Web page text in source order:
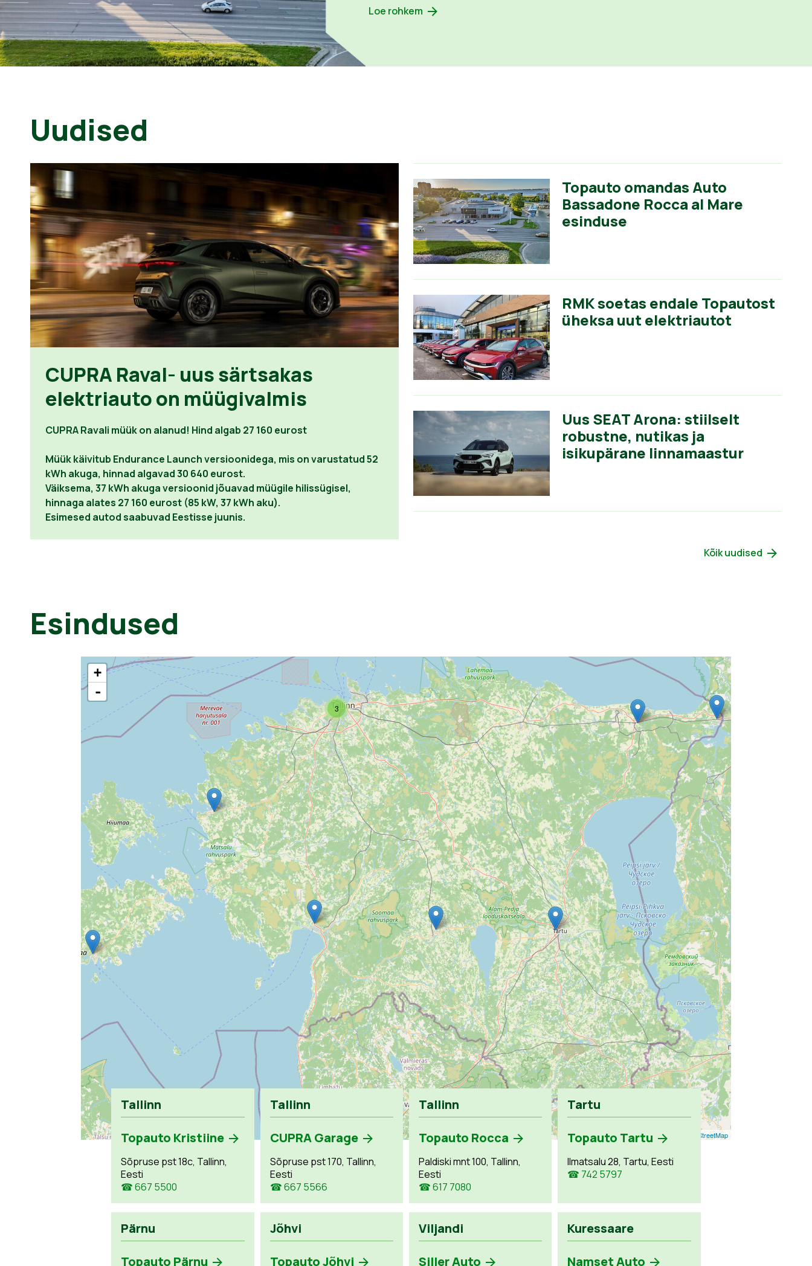
Loe rohkem
Uudised
CUPRA Raval- uus särtsakas
elektriauto on müügivalmis
CUPRA Ravali müük on alanud! Hind algab 27 160 eurost
Müük käivitub Endurance Launch versioonidega, mis on varustatud 52
kWh akuga, hinnad algavad 30 640 eurost.
Väiksema, 37 kWh akuga versioonid jõuavad müügile hilissügisel,
hinnaga alates 27 160 eurost (85 kW, 37 kWh aku).
Esimesed autod saabuvad Eestisse juunis.
Topauto omandas Auto
Bassadone Rocca al Mare
esinduse
RMK soetas endale Topautost
üheksa uut elektriautot
Uus SEAT Arona: stiilselt
robustne, nutikas ja
isikupärane linnamaastur
Kõik uudised
Esindused
3
+
-
Leaflet OpenStreetMap
Tallinn
Topauto Kristiine
Sõpruse pst 18c, Tallinn,
Eesti
☎ 667 5500
Tallinn
CUPRA Garage
Sõpruse pst 170, Tallinn,
Eesti
☎ 667 5566
Tallinn
Topauto Rocca
Paldiski mnt 100, Tallinn,
Eesti
☎ 617 7080
Tartu
Topauto Tartu
Ilmatsalu 28, Tartu, Eesti
☎ 742 5797
Pärnu
Topauto Pärnu
Jõhvi
Topauto Jõhvi
Viljandi
Siller Auto
Kuressaare
Namset Auto